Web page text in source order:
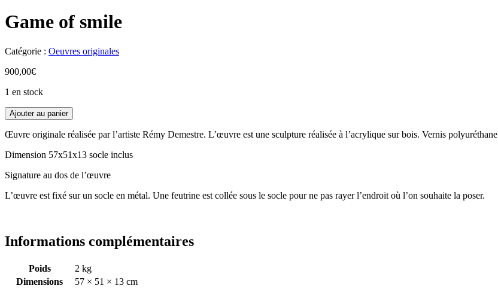
Game of smile
Catégorie : Oeuvres originales
900,00€
1 en stock
Ajouter au panier
Œuvre originale réalisée par l’artiste Rémy Demestre. L’œuvre est une sculpture réalisée à l’acrylique sur bois. Vernis polyuréthane
Dimension 57x51x13 socle inclus
Signature au dos de l’œuvre
L’œuvre est fixé sur un socle en métal. Une feutrine est collée sous le socle pour ne pas rayer l’endroit où l’on souhaite la poser.
Informations complémentaires
Poids
2 kg
Dimensions
57 × 51 × 13 cm